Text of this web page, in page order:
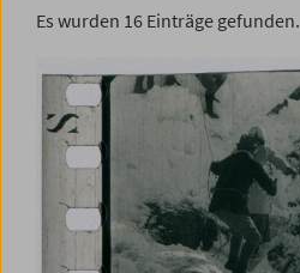
Es wurden 16 Einträge gefunden.